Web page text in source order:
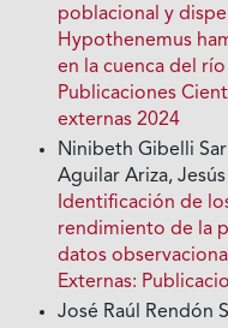
poblacional y
Hypothenemus
en la cuenca del
Publicaciones
externas 2024
Ninibeth Gibelli
Aguilar Ariza,
Identificación de
rendimiento de la
datos
Externas:
José Raúl Rendón